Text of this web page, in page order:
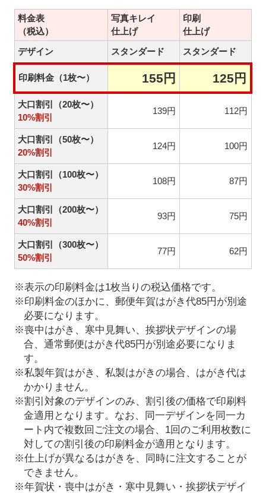
料金表
（税込）
写真キレイ
仕上げ
印刷
仕上げ
デザイン
スタンダード スタンダード
印刷料金（1枚〜） 155円 125円
大口割引（20枚〜）
10%割引
139円 112円
大口割引（50枚〜）
20%割引
124円 100円
大口割引（100枚〜）
30%割引
108円 87円
大口割引（200枚〜）
40%割引
93円 75円
大口割引（300枚〜）
50%割引
77円 62円
※表示の印刷料金は1枚当りの税込価格です。
※印刷料金のほかに、郵便年賀はがき代85円が別途
必要になります。
※喪中はがき、寒中見舞い、挨拶状デザインの場
合、通常郵便はがき代85円が別途必要になりま
す。
※私製年賀はがき、私製はがきの場合、はがき代は
かかりません。
※割引対象のデザインのみ、割引後の価格で印刷料
金適用となります。なお、同一デザインを同一カ
ート内で複数回ご注文の場合、1回のご利用枚数に
対しての割引後の印刷料金が適用となります。
※仕上げが異なるはがきを、同時に注文することが
できません。
※年賀状・喪中はがき・寒中見舞い・挨拶状デザイ